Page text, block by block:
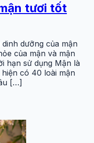
tươi tốt
dưỡng của mận
của mận và mận
hạn sử dụng Mận là
có 40 loài mận
[…]